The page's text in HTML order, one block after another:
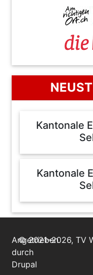
Kantonale
Kantonale
© 2021–2026, TV
Angetrieben
durch
Drupal